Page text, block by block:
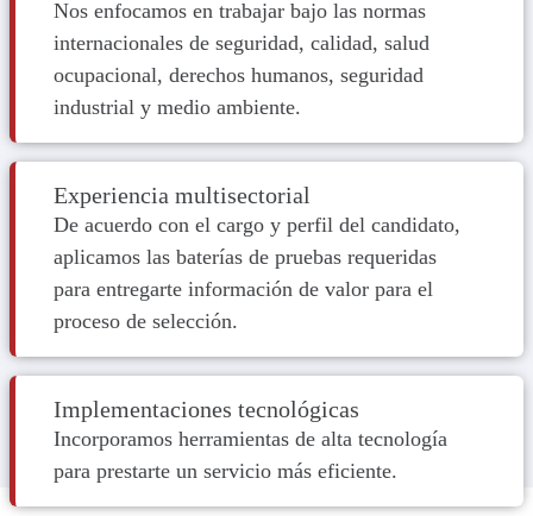
Nos enfocamos en trabajar bajo las normas
internacionales de seguridad, calidad, salud
ocupacional, derechos humanos, seguridad
industrial y medio ambiente.
Experiencia multisectorial
De acuerdo con el cargo y perfil del candidato,
aplicamos las baterías de pruebas requeridas
para entregarte información de valor para el
proceso de selección.
Implementaciones tecnológicas
Incorporamos herramientas de alta tecnología
para prestarte un servicio más eficiente.